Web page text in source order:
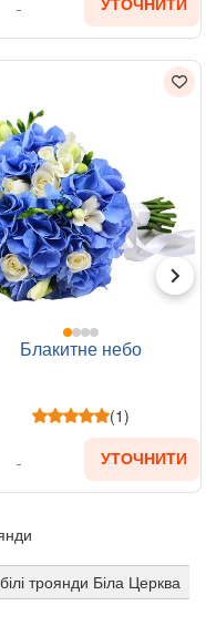
УТОЧНИТИ
Блакитне небо
(1)
УТОЧНИТИ
білі троянди Біла Церква